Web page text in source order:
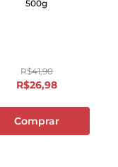
500g
R$41,90
R$26,98
Comprar